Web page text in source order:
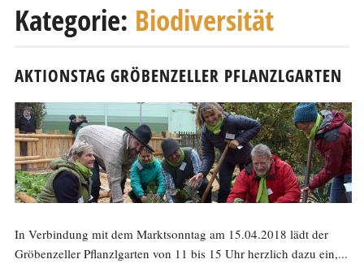
zum
Kategorie: Biodiversität
AKTIONSTAG GRÖBENZELLER PFLANZLGARTEN
In Verbindung mit dem Marktsonntag am 15.04.2018 lädt der
Gröbenzeller Pflanzlgarten von 11 bis 15 Uhr herzlich dazu ein,...